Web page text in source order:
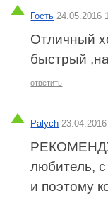
Гость 24.05.2016
Отличный
быстрый
ответить
Palych
любитель,
и поэтому